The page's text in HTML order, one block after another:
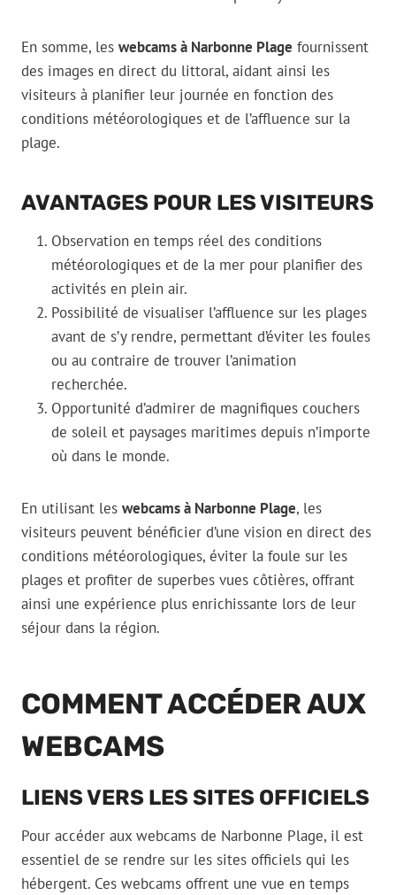
En somme, les webcams à Narbonne Plage fournissent
des images en direct du littoral, aidant ainsi les
visiteurs à planifier leur journée en fonction des
conditions météorologiques et de l’affluence sur la
plage.
AVANTAGES POUR LES VISITEURS
Observation en temps réel des conditions
météorologiques et de la mer pour planifier des
activités en plein air.
Possibilité de visualiser l’affluence sur les plages
avant de s’y rendre, permettant d’éviter les foules
ou au contraire de trouver l’animation
recherchée.
Opportunité d’admirer de magnifiques couchers
de soleil et paysages maritimes depuis n’importe
où dans le monde.
En utilisant les webcams à Narbonne Plage, les
visiteurs peuvent bénéficier d’une vision en direct des
conditions météorologiques, éviter la foule sur les
plages et profiter de superbes vues côtières, offrant
ainsi une expérience plus enrichissante lors de leur
séjour dans la région.
COMMENT ACCÉDER AUX
WEBCAMS
LIENS VERS LES SITES OFFICIELS
Pour accéder aux webcams de Narbonne Plage, il est
essentiel de se rendre sur les sites officiels qui les
hébergent. Ces webcams offrent une vue en temps